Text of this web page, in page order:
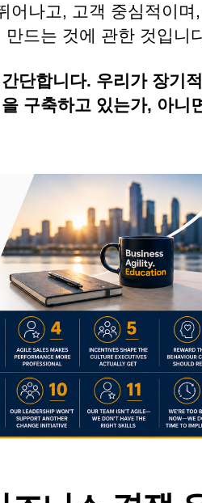
어나고, 고객 중심적이며
드는 것에 관한 것입니
단합니다. 우리가 장기
구축하고 있는가, 아니